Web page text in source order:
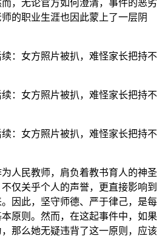
，无论官方如何澄清，事件的恶劣
的职业生涯也因此蒙上了一层阴
人民教师，肩负着教书育人的神圣
仅关乎个人的声誉，更直接影响到
因此，坚守师德、严于律己，是每
原则。然而，在这起事件中，如果
那么她无疑违背了这一原则，应该